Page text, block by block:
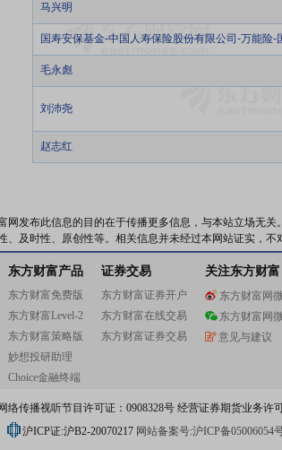
马兴明
国寿安保基金-中国人寿保险股份有限公司-万能险
毛永彪
刘沛尧
赵志红
网发布此信息的目的在于传播更多信息，与本站立场无
、及时性、原创性等。相关信息并未经过本网站证实，不
东方财富产品
东方财富免费版
东方财富Level-2
东方财富策略版
妙想投研助理
Choice金融终端
证券交易
东方财富证券开户
东方财富在线交易
东方财富证券交易
关注东方财富
东方财富网
东方财富网
意见与建议
络传播视听节目许可证：0908328号 经营证券期货业务许
沪ICP证:沪B2-20070217 网站备案号:沪ICP备05006054